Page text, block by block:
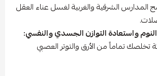
المدارس الشرقية والغربية لغسل عناء العقل
واستعادة التوازن الجسدي والنفسي:
تماماً من الأرق والتوتر العصبي